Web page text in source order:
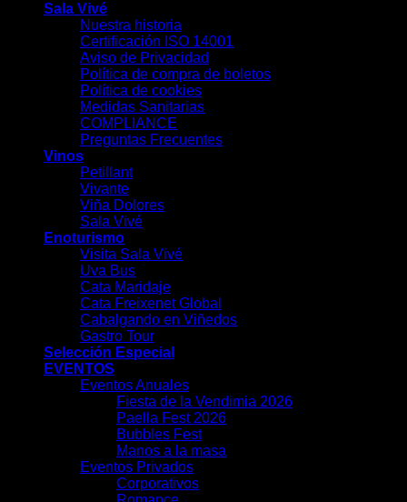
Sala Vivé
Nuestra historia
Certificación ISO 14001
Aviso de Privacidad
Política de compra de boletos
Política de cookies
Medidas Sanitarias
COMPLIANCE
Preguntas Frecuentes
Vinos
Petillant
Vivante
Viña Dolores
Sala Vivé
Enoturismo
Visita Sala Vivé
Uva Bus
Cata Maridaje
Cata Freixenet Global
Cabalgando en Viñedos
Gastro Tour
Selección Especial
EVENTOS
Eventos Anuales
Fiesta de la Vendimia 2026
Paella Fest 2026
Bubbles Fest
Manos a la masa
Eventos Privados
Corporativos